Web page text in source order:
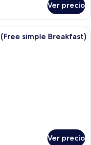
Ver precio
de cama de alta calidad,
simple Breakfast)
Ver precio